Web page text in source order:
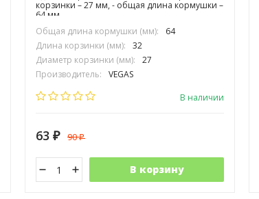
корзинки – 27 мм, - общая длина кормушки –
64 мм​​
Общая длина кормушки (мм):
64
Длина корзинки (мм):
32
Диаметр корзинки (мм):
27
Производитель:
VEGAS
В наличии
63 ₽ 90₽
В корзину